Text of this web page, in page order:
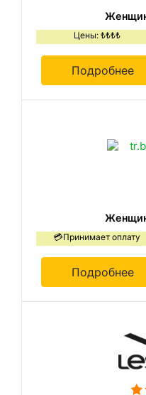
Цены: ₺₺₺₺
Подробнее
💳Принимает оплату
Подробнее